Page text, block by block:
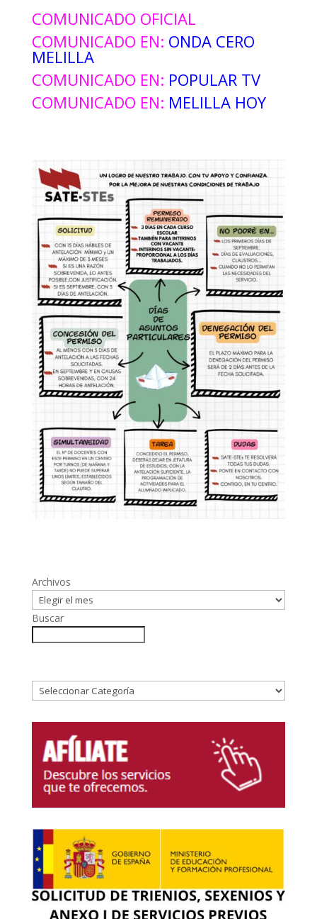
COMUNICADO OFICIAL
COMUNICADO EN: ONDA CERO
MELILLA
COMUNICADO EN: POPULAR TV
COMUNICADO EN: MELILLA HOY
Archivos
Buscar